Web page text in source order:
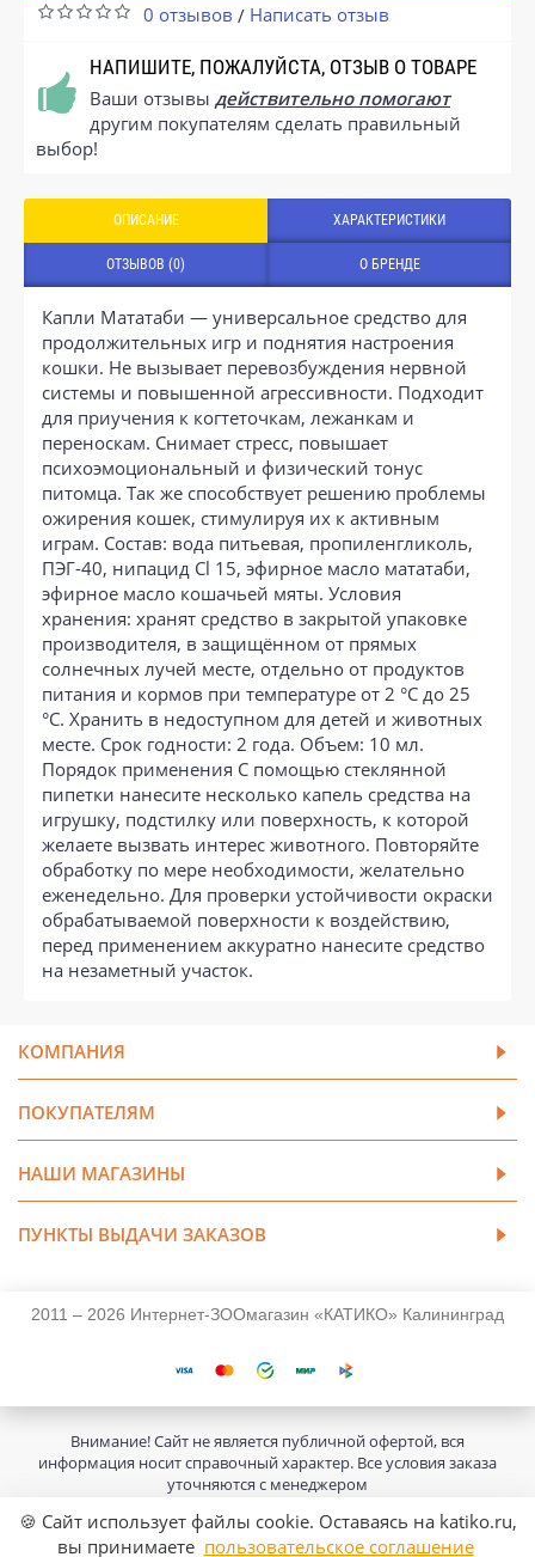
0 отзывов / Написать отзыв
НАПИШИТЕ, ПОЖАЛУЙСТА, ОТЗЫВ О ТОВАРЕ
Ваши отзывы действительно помогают
другим покупателям сделать правильный
выбор!
ОПИСАНИЕ ХАРАКТЕРИСТИКИ
ОТЗЫВОВ (0) О БРЕНДЕ
Капли Мататаби — универсальное средство для
продолжительных игр и поднятия настроения
кошки. Не вызывает перевозбуждения нервной
системы и повышенной агрессивности. Подходит
для приучения к когтеточкам, лежанкам и
переноскам. Снимает стресс, повышает
психоэмоциональный и физический тонус
питомца. Так же способствует решению проблемы
ожирения кошек, стимулируя их к активным
играм. Состав: вода питьевая, пропиленгликоль,
ПЭГ-40, нипацид Сl 15, эфирное масло мататаби,
эфирное масло кошачьей мяты. Условия
хранения: хранят средство в закрытой упаковке
производителя, в защищённом от прямых
солнечных лучей месте, отдельно от продуктов
питания и кормов при температуре от 2 °C до 25
°C. Хранить в недоступном для детей и животных
месте. Срок годности: 2 года. Объем: 10 мл.
Порядок применения С помощью стеклянной
пипетки нанесите несколько капель средства на
игрушку, подстилку или поверхность, к которой
желаете вызвать интерес животного. Повторяйте
обработку по мере необходимости, желательно
еженедельно. Для проверки устойчивости окраски
обрабатываемой поверхности к воздействию,
перед применением аккуратно нанесите средство
на незаметный участок.
КОМПАНИЯ
ПОКУПАТЕЛЯМ
НАШИ МАГАЗИНЫ
ПУНКТЫ ВЫДАЧИ ЗАКАЗОВ
2011 – 2026 Интернет-ЗООмагазин «КАТИКО» Калининград
🍪 Сайт использует файлы cookie. Оставаясь на katiko.ru,
вы принимаете пользовательское соглашение
Внимание! Сайт не является публичной офертой, вся
информация носит справочный характер. Все условия заказа
уточняются с менеджером